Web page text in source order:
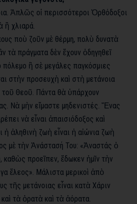
Ἁπλῶς οἱ περισσότεροι Ὀρθόδοξοι
ἢ χλιαρά.
ποὺ ζοῦν μὲ θέρμη, πολὺ δυνατὰ
τὰ πράγματα δὲν ἔχουν ὁδηγηθεῖ
πόλεμο ἢ σὲ μεγάλες παγκόσμιες
στὴν προσευχὴ καὶ στὴ μετάνοια
Θεοῦ. Πάντα θὰ ὑπάρχουν
Νὰ μὴν εἴμαστε μηδενιστές. Ἕνας
νὰ εἶναι ἀπαισιόδοξος καὶ
ἡ ἀληθινὴ ζωὴ εἶναι ἡ αἰώνια ζωὴ
μὲ τὴν Ἀνάστασή Του: «Ἀναστάς ὁ
προεῖπεν, ἔδωκεν ἡμῖν τὴν
ἔλεος». Μάλιστα μερικοὶ ἀπὸ
τῆς μετάνοιας εἶναι κατὰ Χάριν
τὰ ὁρατὰ καὶ τὰ ἀόρατα.